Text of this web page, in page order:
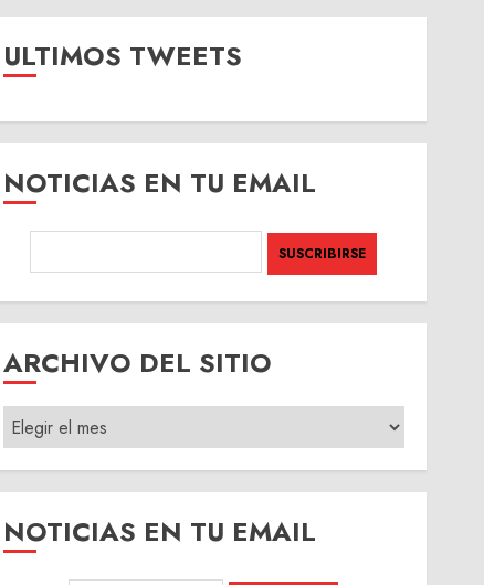
ULTIMOS TWEETS
NOTICIAS EN TU EMAIL
ARCHIVO DEL SITIO
ARCHIVO
DEL
SITIO
NOTICIAS EN TU EMAIL